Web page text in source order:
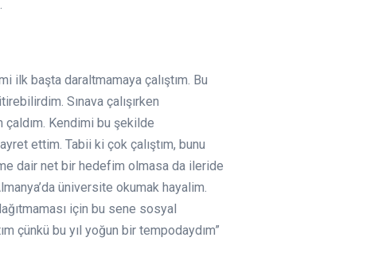
ilk başta daraltmamaya çalıştım. Bu
Sınava çalışırken
Kendimi bu şekilde
ettim. Tabii ki çok çalıştım, bunu
dair net bir hedefim olmasa da ileride
üniversite okumak hayalim.
için bu sene sosyal
çünkü bu yıl yoğun bir tempodaydım”